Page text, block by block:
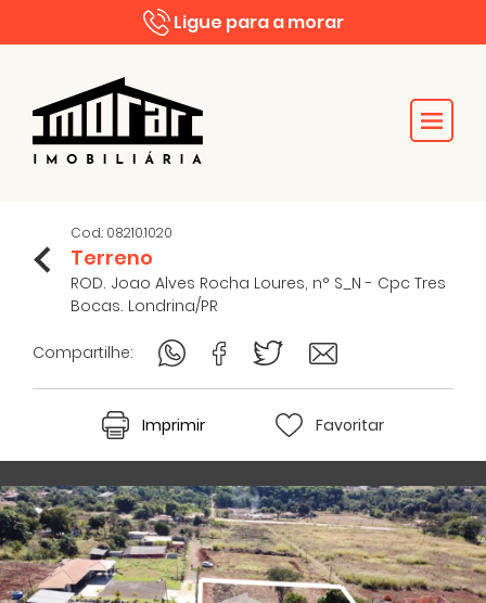
Ligue para a morar
Cod.: 08210.1020
Terreno
ROD. Joao Alves Rocha Loures, n° S_N - Cpc Tres
Bocas. Londrina/PR
Compartilhe:
Imprimir Favoritar